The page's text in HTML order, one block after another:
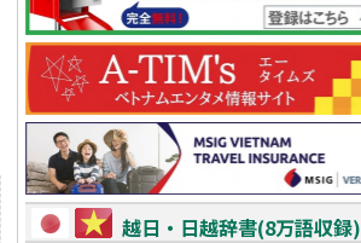
越日・日越辞書(8万語収録)